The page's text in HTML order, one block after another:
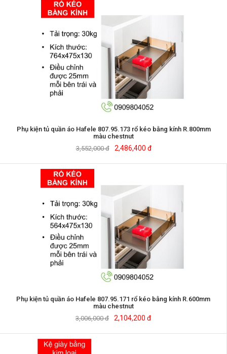
Phụ kiện tủ quần áo Hafele 807.95.173 rổ kéo bằng kính R.800mm
màu chestnut
3,552,000 đ
2,486,400 đ
Phụ kiện tủ quần áo Hafele 807.95.171 rổ kéo bằng kính R.600mm
màu chestnut
3,006,000 đ
2,104,200 đ